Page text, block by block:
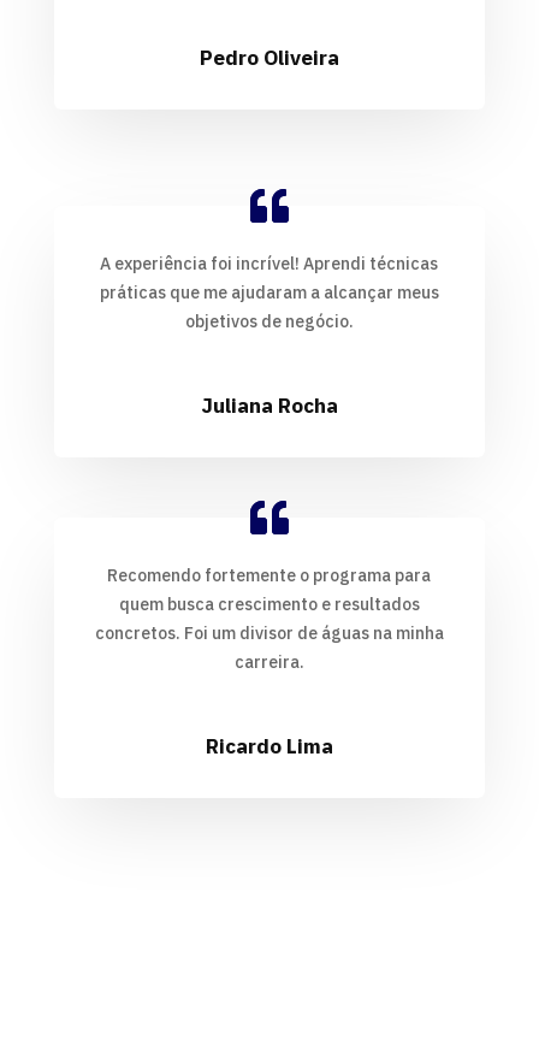
Pedro Oliveira
A experiência foi incrível! Aprendi técnicas
práticas que me ajudaram a alcançar meus
objetivos de negócio.
Juliana Rocha
Recomendo fortemente o programa para
quem busca crescimento e resultados
concretos. Foi um divisor de águas na minha
carreira.
Ricardo Lima